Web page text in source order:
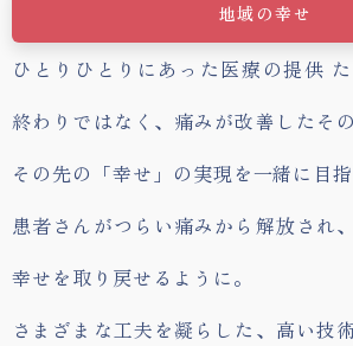
地域の幸せ
ひとりひとりにあった医療の提供
終わりではなく、痛みが改善したそ
その先の「幸せ」の実現を一緒に目指
患者さんがつらい痛みから解放され
幸せを取り戻せるように。
さまざまな工夫を凝らした、高い技